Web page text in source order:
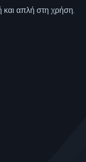
και απλή στη χρήση.